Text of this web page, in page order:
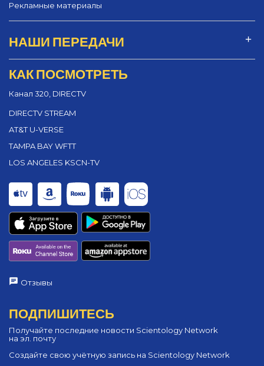
Рекламные материалы
НАШИ ПЕРЕДАЧИ
КАК ПОСМОТРЕТЬ
Канал 320, DIRECTV
DIRECTV STREAM
AT&T U-VERSE
TAMPA BAY WFTT
LOS ANGELES KSCN-TV
Отзывы
ПОДПИШИТЕСЬ
Получайте последние новости Scientology Network
на эл. почту
Создайте свою учётную запись на Scientology Network